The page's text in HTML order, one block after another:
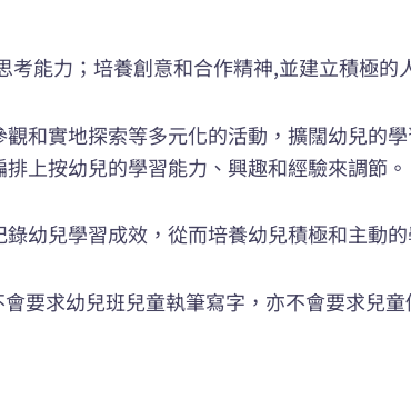
能力；培養創意和合作精神,並建立積極的
和實地探索等多元化的活動，擴闊幼兒的
上按幼兒的學習能力、興趣和經驗來調節。
幼兒學習成效，從而培養幼兒積極和主動的
要求幼兒班兒童執筆寫字，亦不會要求兒